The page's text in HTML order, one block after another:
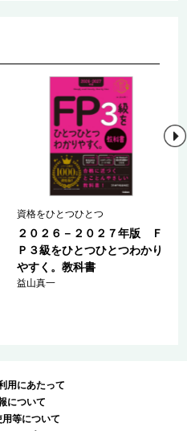
資格をひとつひとつ
２０２６－２０２７年版 Ｆ
Ｐ３級をひとつひとつわかり
やすく。教科書
益山真一
用にあたって
について
等について